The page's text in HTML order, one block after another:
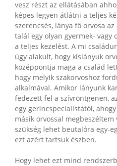
vesz részt az ellátásában
képes legyen átlátni a teljes
szerencsés, lánya fő orvosa
talál egy olyan gyermek- vagy
a teljes kezelést. A mi
úgy alakult, hogy kislányuk
középpontja maga a család
hogy melyik szakorvoshoz
alkalmával. Amikor lányunk
fedezett fel a szívröntgenen,
egy gerincspecialistától,
másik orvossal megbeszéltem
szükség lehet beutalóra egy-
ezt azért tartsuk észben.
Hogy lehet ezt mind